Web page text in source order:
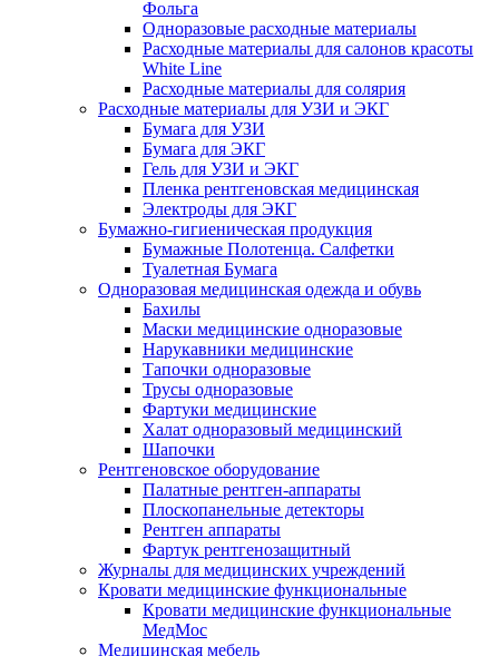
Фольга
Одноразовые расходные материалы
Расходные материалы для салонов красоты
White Line
Расходные материалы для солярия
Расходные материалы для УЗИ и ЭКГ
Бумага для УЗИ
Бумага для ЭКГ
Гель для УЗИ и ЭКГ
Пленка рентгеновская медицинская
Электроды для ЭКГ
Бумажно-гигиеническая продукция
Бумажные Полотенца. Салфетки
Туалетная Бумага
Одноразовая медицинская одежда и обувь
Бахилы
Маски медицинские одноразовые
Нарукавники медицинские
Тапочки одноразовые
Трусы одноразовые
Фартуки медицинские
Халат одноразовый медицинский
Шапочки
Рентгеновское оборудование
Палатные рентген-аппараты
Плоскопанельные детекторы
Рентген аппараты
Фартук рентгенозащитный
Журналы для медицинских учреждений
Кровати медицинские функциональные
Кровати медицинские функциональные
МедМос
Медицинская мебель